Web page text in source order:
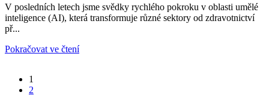
V posledních letech jsme svědky rychlého pokroku v oblasti umělé
inteligence (AI), která transformuje různé sektory od zdravotnictví
př...
Pokračovat ve čtení
1
2